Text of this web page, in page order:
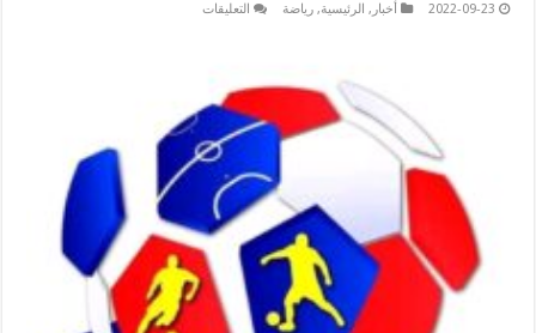
2022-09-23 أخبار , الرئيسية,رياضة التعليقات
تحت
21عام
مغلقة